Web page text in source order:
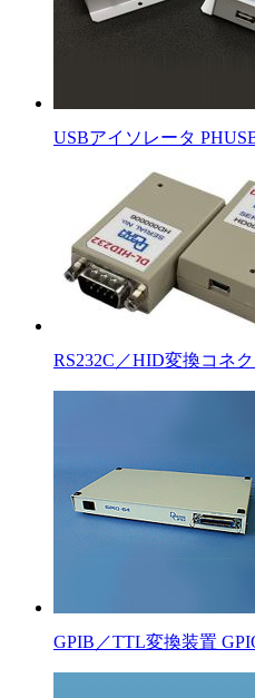
USBアイソレータ
RS232C／HID変換コネ
GPIB／TTL変換装置